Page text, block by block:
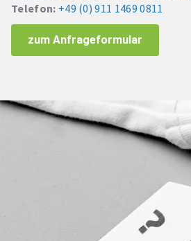
Telefon: +49 (0) 911 1469 0811
zum Anfrageformular